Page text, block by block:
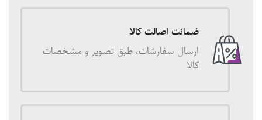
ضمانت اصالت کالا
ارسال سفارشات، طبق تصویر و مشخصات
کالا